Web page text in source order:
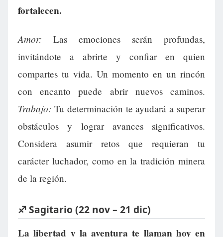
fortalecen.
Amor: Las emociones serán profundas,
invitándote a abrirte y confiar en quien
compartes tu vida. Un momento en un rincón
con encanto puede abrir nuevos caminos.
Trabajo: Tu determinación te ayudará a superar
obstáculos y lograr avances significativos.
Considera asumir retos que requieran tu
carácter luchador, como en la tradición minera
de la región.
♐ Sagitario (22 nov – 21 dic)
La libertad y la aventura te llaman hoy en